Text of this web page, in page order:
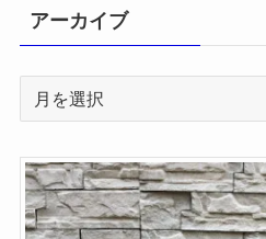
アーカイブ
イ
ブ